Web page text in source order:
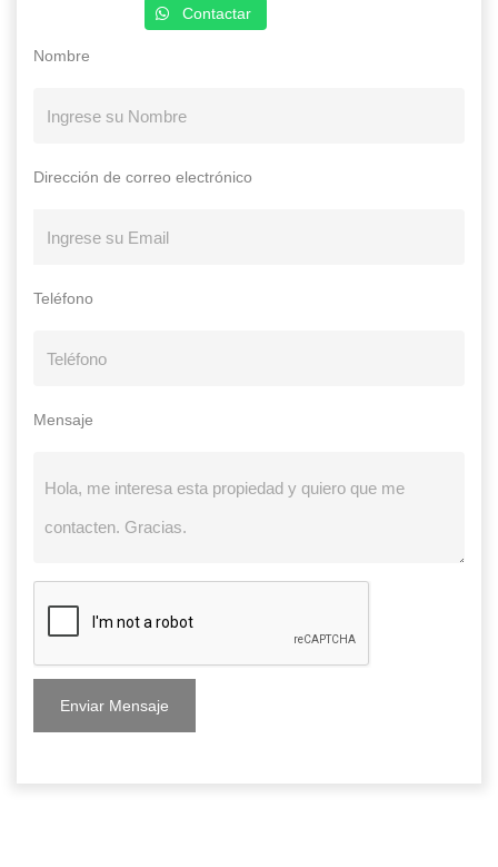
Contactar
Nombre
Dirección de correo electrónico
Teléfono
Mensaje
Enviar Mensaje